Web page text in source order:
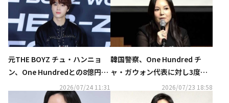
元THE BOYZ チュ・ハンニョ
ン、One Hundredとの8億円訴
訟で勝訴…事務所は控訴審でメ
ンバーを証人申請へ
2026/07/24 11:31
韓国警察、One Hundred チ
ャ・ガウォン代表に対し3度目
2026/07/23 18:58